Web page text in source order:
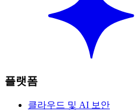
플랫폼
클라우드 및 AI 보안